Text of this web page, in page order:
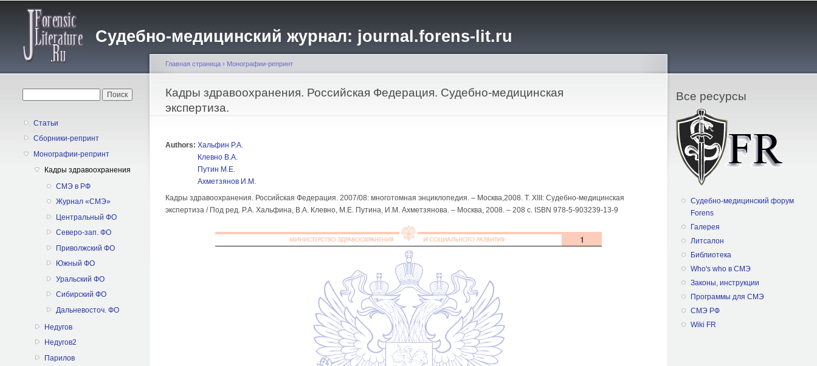
содержанию
Судебно-медицинский журнал: journal.forens-lit.ru
Статьи
Сборники-репринт
Монографии-репринт
Кадры здравоохранения
CMЭ в РФ
Журнал «СМЭ»
Центральный ФО
Северо-зап. ФО
Приволжский ФО
Южный ФО
Уральский ФО
Сибирский ФО
Дальневосточ. ФО
Недугов
Недугов2
Парилов
Вы здесь
Главная страница › Монографии-репринт
Кадры здравоохранения. Российская Федерация. Судебно-медицинская
экспертиза.
Authors: Хальфин Р.А.
Клевно В.А.
Путин М.Е.
Ахметзянов И.М.
Кадры здравоохранения. Российская Федерация. 2007/08: многотомная энциклопедия. – Москва,2008. Т. XIII: Судебно-медицинская
экспертиза / Под ред. Р.А. Хальфина, В.А. Клевно, М.Е. Путина, И.М. Ахметзянова. – Москва, 2008. – 208 с. ISBN 978-5-903239-13-9
Все ресурсы
Судебно-медицинский форум
Forens
Галерея
Литсалон
Библиотека
Who's who в СМЭ
Законы, инструкции
Программы для СМЭ
СМЭ РФ
Wiki FR